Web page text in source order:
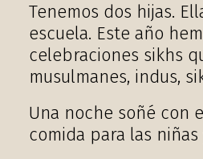
Tenemos dos hijas.
escuela. Este año
celebraciones sikhs
musulmanes, indus,
Una noche soñé con
comida para las